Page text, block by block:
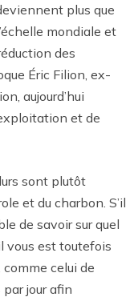
plus que
mondiale et
des
Éric Filion, ex-
aujourd’hui
et de
sont plutôt
et du charbon. S’il
de savoir sur quel
vous est toutefois
celui de
jour afin